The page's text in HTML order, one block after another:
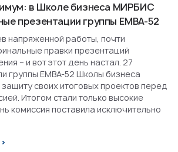
в Школе бизнеса МИРБИС
презентации группы EMBA-52
напряженной работы, почти
правки презентаций
– и вот этот день настал. 27
группы EMBA-52 Школы бизнеса
своих итоговых проектов перед
Итогом стали только высокие
комиссия поставила исключительно